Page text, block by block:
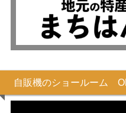
自販機のショールーム